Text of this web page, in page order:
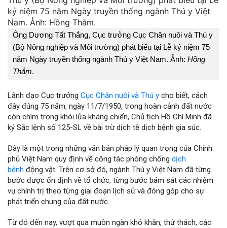
Ông Dương Tất Thắng, Cục trưởng Cục Chăn nuôi và Thú y
(Bộ Nông nghiệp và Môi trường) phát biểu tại Lễ kỷ niệm 75
năm Ngày truyền thống ngành Thú y Việt Nam. Ảnh: Hồng
Thắm.
Lãnh đạo Cục trưởng Cục Chăn nuôi và Thú y cho biết, cách
đây đúng 75 năm, ngày 11/7/1950, trong hoàn cảnh đất nước
còn chìm trong khói lửa kháng chiến, Chủ tịch Hồ Chí Minh đã
ký Sắc lệnh số 125-SL về bài trừ dịch tễ dịch bệnh gia súc.
Đây là một trong những văn bản pháp lý quan trọng của Chính
phủ Việt Nam quy định về công tác phòng chống dịch
bệnh động vật. Trên cơ sở đó, ngành Thú y Việt Nam đã từng
bước được ổn định về tổ chức, từng bước bám sát các nhiệm
vụ chính trị theo từng giai đoạn lịch sử và đóng góp cho sự
phát triển chung của đất nước.
Từ đó đến nay, vượt qua muôn ngàn khó khăn, thử thách, các